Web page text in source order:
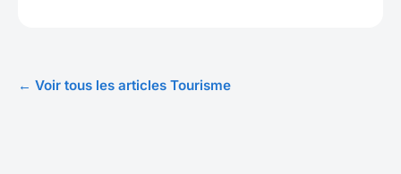
← Voir tous les articles Tourisme